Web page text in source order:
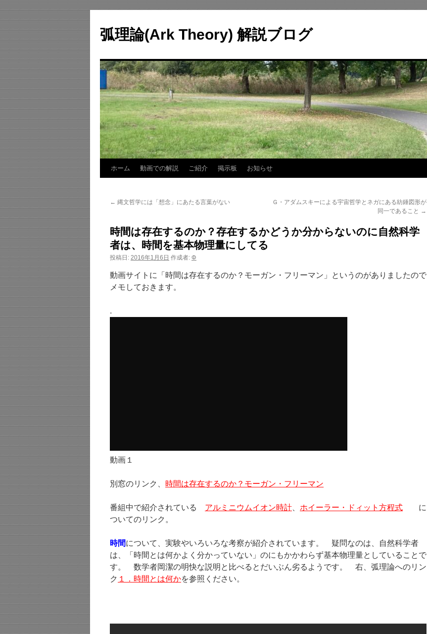
テ
ン
へ
ス
ッ
プ
弧理論(Ark Theory) 解説ブログ
ホーム 動画での解説 ご紹介 掲示板 お知らせ
← 縄文哲学には「想念」にあたる言葉がない
Ｇ・アダムスキーによる宇宙哲学とネガにある紡錘図形が
同一であること →
時間は存在するのか？存在するかどうか分からないのに自然科学
者は、時間を基本物理量にしてる
投稿日: 2016年1月6日 作成者: Φ
動画サイトに「時間は存在するのか？モーガン・フリーマン」というのがありましたので
メモしておきます。
.
動画１
別窓のリンク、 時間は存在するのか？モーガン・フリーマン
番組中で紹介されている アルミニウムイオン時計 ホイーラー・ドィット方程式 に
ついてのリンク。
時間について、実験やいろいろな考察が紹介されています。 疑問なのは、自然科学者
は、「時間とは何かよく分かっていない」のにもかかわらず基本物理量としていることで
す。 数学者岡潔の明快な説明と比べるとだいぶん劣るようです。 右、弧理論へのリン
ク １．時間とは何かを参照ください。